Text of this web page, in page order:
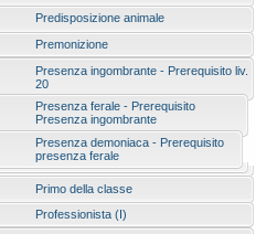
Predisposizione animale
Premonizione
Presenza ingombrante - Prerequisito liv.
20
Presenza ferale - Prerequisito
Presenza ingombrante
Presenza demoniaca - Prerequisito
presenza ferale
Primo della classe
Professionista (I)